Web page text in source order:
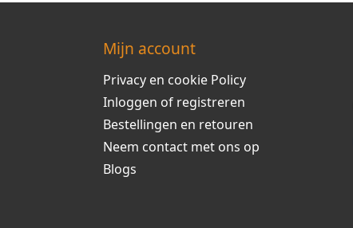
Mijn account
Privacy en cookie Policy
Inloggen of registreren
Bestellingen en retouren
Neem contact met ons op
Blogs